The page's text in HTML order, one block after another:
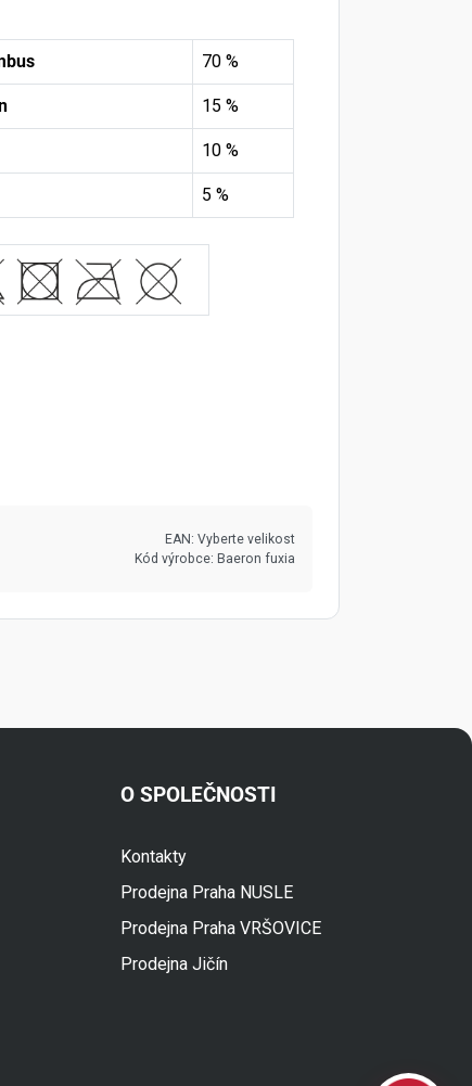
70 %
15 %
10 %
5 %
EAN: Vyberte velikost
Kód výrobce: Baeron fuxia
O SPOLEČNOSTI
Kontakty
Prodejna Praha NUSLE
Prodejna Praha VRŠOVICE
Prodejna Jičín
Online